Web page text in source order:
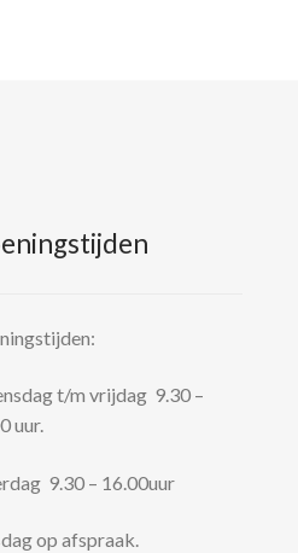
t/m vrijdag 9.30 –
uur.
9.30 – 16.00uur
op afspraak.